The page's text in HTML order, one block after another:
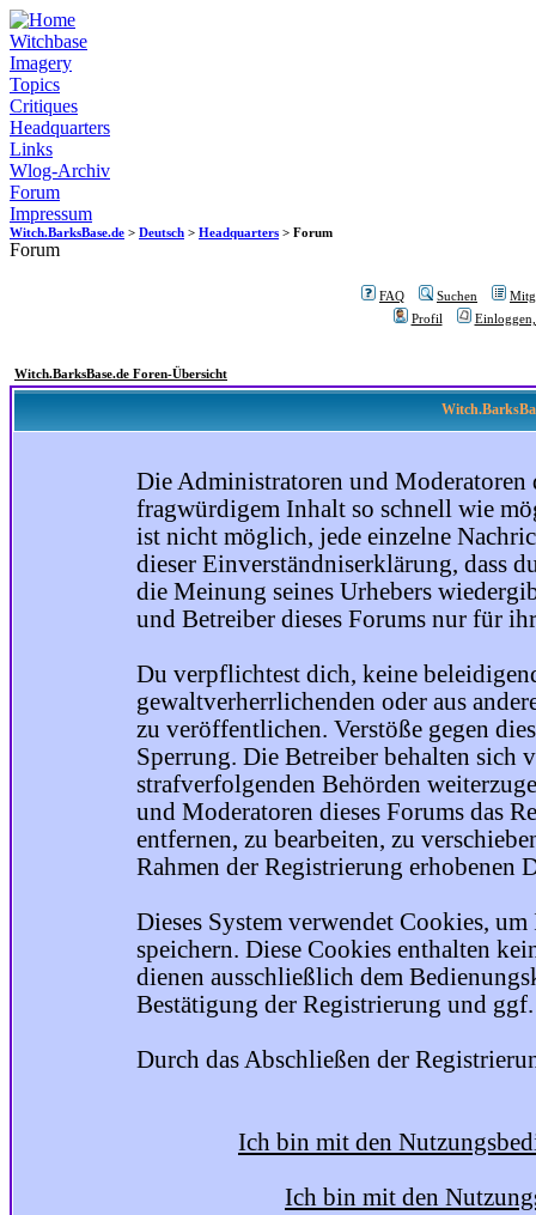
Witchbase
Imagery
Topics
Critiques
Headquarters
Links
Wlog-Archiv
Forum
Impressum
Witch.BarksBase.de > Deutsch > Headquarters > Forum
Forum
FAQ Suchen
Profil
Witch.BarksBase.de Foren-Übersicht
Die Administratoren und Moderatoren
fragwürdigem Inhalt so schnell wie
ist nicht möglich, jede einzelne
dieser Einverständniserklärung, dass
die Meinung seines Urhebers
und Betreiber dieses Forums nur für
Du verpflichtest dich, keine
gewaltverherrlichenden oder aus
zu veröffentlichen. Verstöße gegen
Sperrung. Die Betreiber behalten sich
strafverfolgenden Behörden
und Moderatoren dieses Forums das
entfernen, zu bearbeiten, zu
Rahmen der Registrierung erhobenen
Dieses System verwendet Cookies,
speichern. Diese Cookies enthalten
dienen ausschließlich dem
Bestätigung der Registrierung und ggf.
Durch das Abschließen der
Ich bin mit den
Ich bin mit den